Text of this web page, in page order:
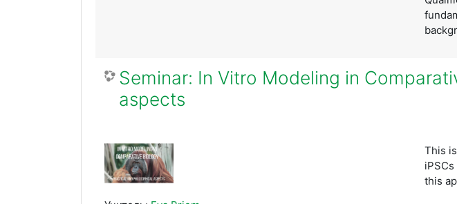
Seminar: In Vitro Modeling in
aspects
This
this